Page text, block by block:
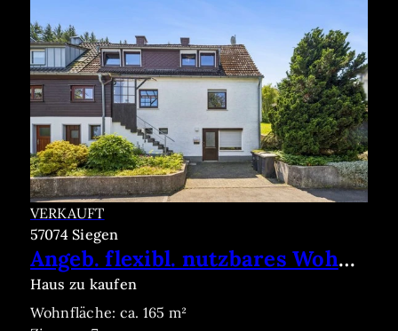
VERKAUFT
57074 Siegen
Angeb. flexibl. nutzbares Wohnhaus mit ELW, Garage & großem Sonnengarten
Haus zu kaufen
Wohnfläche: ca. 165 m²